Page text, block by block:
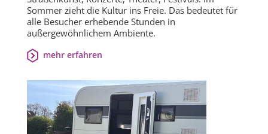
Sommer zieht die Kultur ins Freie. Das bedeutet für
alle Besucher erhebende Stunden in
außergewöhnlichem Ambiente.
mehr erfahren